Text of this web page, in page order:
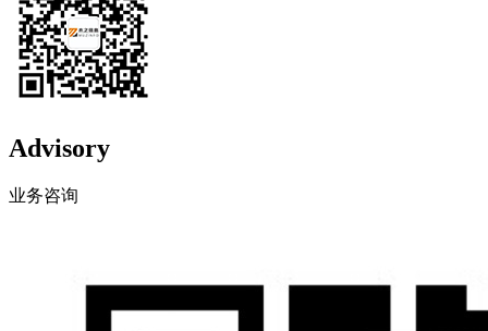
Advisory
业务咨询